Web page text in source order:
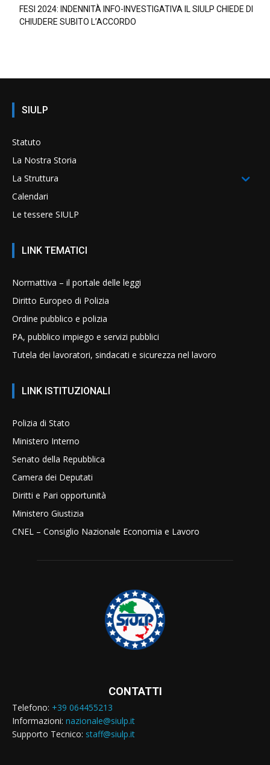
FESI 2024: INDENNITÀ INFO-INVESTIGATIVA IL SIULP CHIEDE DI
CHIUDERE SUBITO L’ACCORDO
SIULP
Statuto
La Nostra Storia
La Struttura
Calendari
Le tessere SIULP
LINK TEMATICI
Normattiva – il portale delle leggi
Diritto Europeo di Polizia
Ordine pubblico e polizia
PA, pubblico impiego e servizi pubblici
Tutela dei lavoratori, sindacati e sicurezza nel lavoro
LINK ISTITUZIONALI
Polizia di Stato
Ministero Interno
Senato della Repubblica
Camera dei Deputati
Diritti e Pari opportunità
Ministero Giustizia
CNEL – Consiglio Nazionale Economia e Lavoro
CONTATTI
Telefono: +39 064455213
Informazioni: nazionale@siulp.it
Supporto Tecnico: staff@siulp.it